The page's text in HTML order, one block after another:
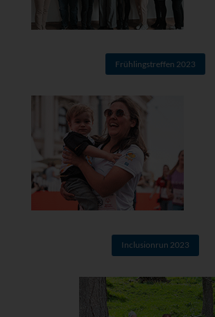
Frühlingstreffen 2023
Inclusionrun 2023